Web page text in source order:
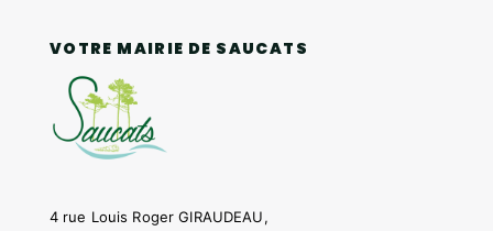
VOTRE MAIRIE DE SAUCATS
4 rue Louis Roger GIRAUDEAU,